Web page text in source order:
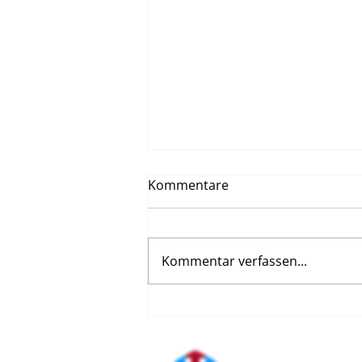
Betrieb
Kommentare
Kommentar verfassen...